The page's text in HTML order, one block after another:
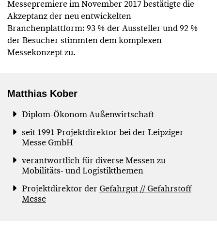
Messepremiere im November 2017 bestätigte die
Akzeptanz der neu entwickelten
Branchenplattform: 93 % der Aussteller und 92 %
der Besucher stimmten dem komplexen
Messekonzept zu.
Matthias Kober
Diplom-Ökonom Außenwirtschaft
seit 1991 Projektdirektor bei der Leipziger
Messe GmbH
verantwortlich für diverse Messen zu
Mobilitäts- und Logistikthemen
Projektdirektor derGefahrgut // Gefahrstoff
Messe